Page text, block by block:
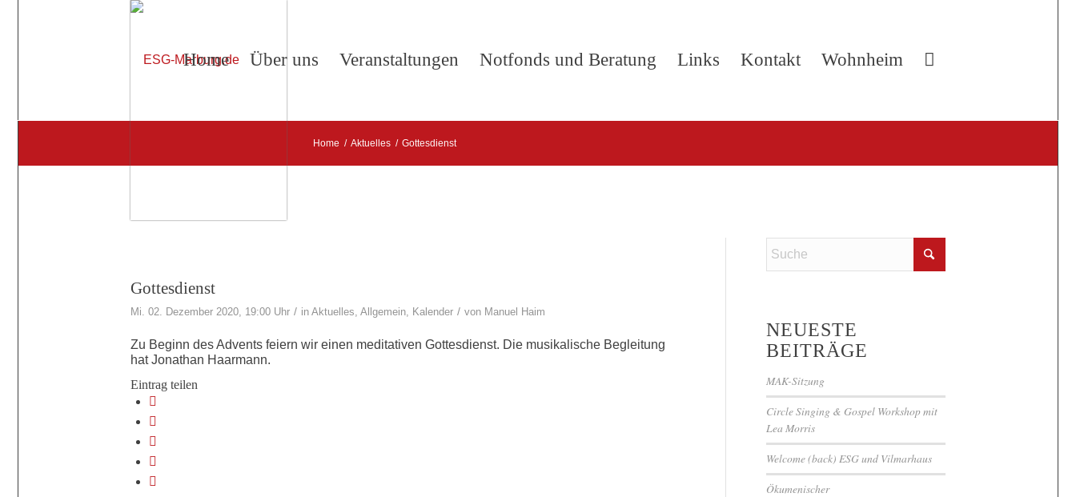
Home Über uns Veranstaltungen Notfonds und Beratung Links Kontakt Wohnheim
Home / Aktuelles / Gottesdienst
Gottesdienst
Mi. 02. Dezember 2020, 19:00 Uhr / in Aktuelles, Allgemein, Kalender / von Manuel Haim
Zu Beginn des Advents feiern wir einen meditativen Gottesdienst. Die musikalische Begleitung
hat Jonathan Haarmann.
Eintrag teilen
NEUESTE
BEITRÄGE
MAK-Sitzung
Circle Singing & Gospel Workshop mit
Lea Morris
Welcome (back) ESG und Vilmarhaus
Ökumenischer